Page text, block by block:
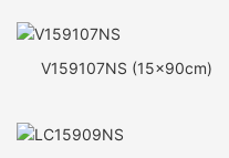
V159107NS (15x90cm)